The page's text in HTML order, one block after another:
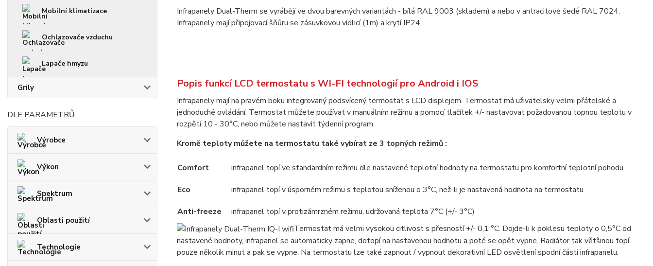
Mobilní klimatizace
Ochlazovače vzduchu
Lapače hmyzu
Grily
DLE PARAMETRŮ
Výrobce
Výkon
Spektrum
Oblasti použití
Technologie
Infrapanely Dual-Therm se vyrábějí ve dvou barevných variantách - bílá RAL 9003 (skladem) a nebo v antracitově šedé RAL 7024.
Infrapanely mají připojovací šňůru se zásuvkovou vidlicí (1m) a krytí IP24.
Popis funkcí LCD termostatu s WI-FI technologií pro Android i IOS
Infrapanely mají na pravém boku integrovaný podsvícený termostat s LCD displejem. Termostat má uživatelsky velmi přátelské a
jednoduché ovládání. Termostat můžete používat v manuálním režimu a pomocí tlačítek +/- nastavovat požadovanou topnou teplotu v
rozpětí 10 - 30°C, nebo můžete nastavit týdenní program.
Kromě teploty můžete na termostatu také vybírat ze 3 topných režimů :
Comfort infrapanel topí ve standardním režimu dle nastavené teplotní hodnoty na termostatu pro komfortní teplotní pohodu
Eco infrapanel topí v úsporném režimu s teplotou sníženou o 3°C, než-li je nastavená hodnota na termostatu
Anti-freeze
infrapanel topí v protizámrzném režimu, udržovaná teplota 7°C (+/- 3°C)
Termostat má velmi vysokou citlivost s přesností +/- 0,1 °C. Dojde-li k poklesu teploty o 0,5°C od
nastavené hodnoty, infrapanel se automaticky zapne, dotopí na nastavenou hodnotu a poté se opět vypne. Radiátor tak většinou topí
pouze několik minut a pak se vypne. Na termostatu lze také zapnout / vypnout dekorativní LED osvětlení spodní části infrapanelu.